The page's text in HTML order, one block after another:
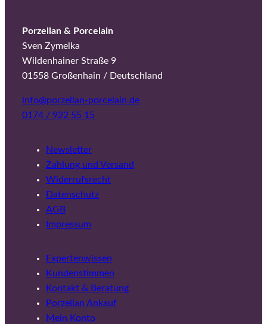
Porzellan & Porcelain
Sven Zymelka
Wildenhainer Straße 9
01558 Großenhain / Deutschland
info@porzellan-porcelain.de
0174 / 922 55 15
Newsletter
Zahlung und Versand
Widerrufsrecht
Datenschutz
AGB
Impressum
Expertenwissen
Kundenstimmen
Kontakt & Beratung
Porzellan Ankauf
Mein Konto